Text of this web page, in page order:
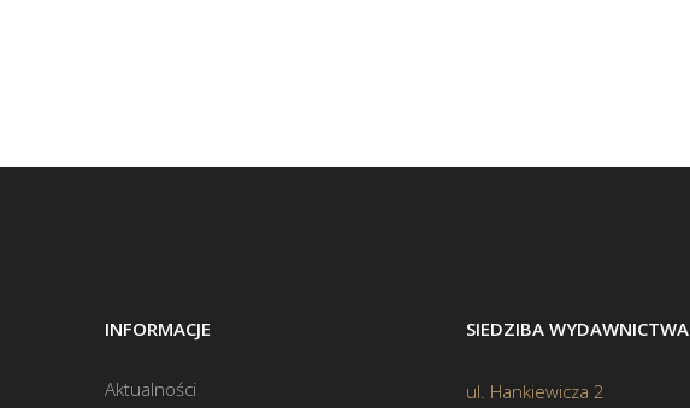
INFORMACJE
Aktualności
SIEDZIBA WYDAWNICTWA
ul. Hankiewicza 2